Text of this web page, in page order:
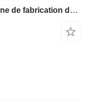
Conmach BlockKing-25MS machine de fabrication de blocs - 10.000unités/8h